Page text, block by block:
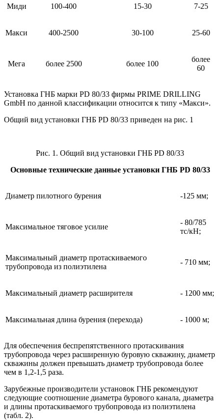
Миди 100-400 15-30 7-25
Макси 400-2500 30-100 25-60
Мега более 2500 более 100
более
60
Установка ГНБ марки PD 80/33 фирмы PRIME DRILLING
GmbH по данной классификации относится к типу «Макси».
Общий вид установки ГНБ PD 80/33 приведен на рис. 1
Рис. 1. Общий вид установки ГНБ PD 80/33
Основные технические данные установки ГНБ PD 80/33
Диаметр пилотного бурения -125 мм;
Максимальное тяговое усилие
- 80/785
тс/кН;
Максимальный диаметр протаскиваемого
трубопровода из полиэтилена
- 710 мм;
Максимальный диаметр расширителя - 1200 мм;
Максимальная длина бурения (перехода) - 1000 м;
Для обеспечения беспрепятственного протаскивания
трубопровода через расширенную буровую скважину, диаметр
скважины должен превышать диаметр трубопровода более
чем в 1,2-1,5 раза.
Зарубежные производители установок ГНБ рекомендуют
следующие соотношение диаметра бурового канала, диаметра
и длины протаскиваемого трубопровода из полиэтилена
(табл. 2).